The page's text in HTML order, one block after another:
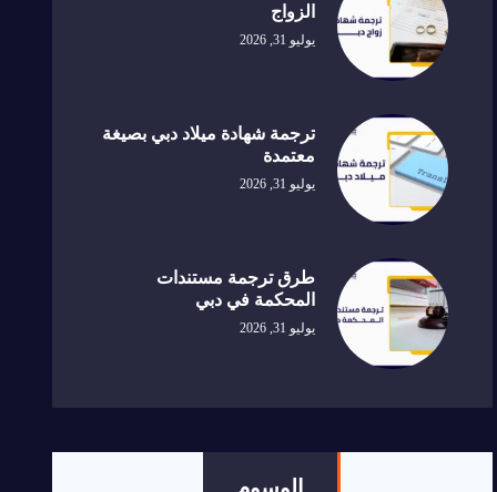
الزواج
يوليو 31, 2026
ترجمة شهادة ميلاد دبي بصيغة
معتمدة
يوليو 31, 2026
طرق ترجمة مستندات
المحكمة في دبي
يوليو 31, 2026